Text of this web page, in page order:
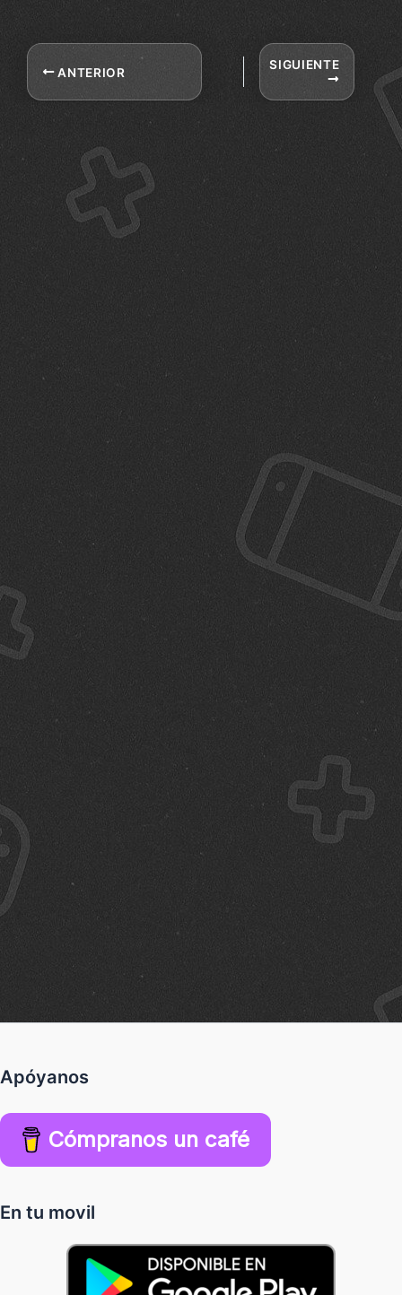
ANTERIOR
SIGUIENTE
Apóyanos
Cómpranos un café
En tu movil